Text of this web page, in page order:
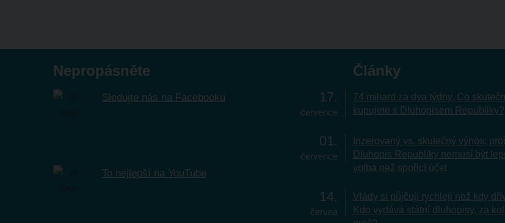
Nepropásněte
Sledujte nás na Facebooku
To nejlepší na YouTube
Články
17
července
74 miliard za dva týdny. Co
kupujete s Dluhopisem Republiky?
01
července
Inzerovaný vs. skutečný výnos:
Dluhopis Republiky nemusí být
volba než spořicí účet
14
června
Vlády si půjčují rychleji než kdy
Kdo vydává státní dluhopisy, za